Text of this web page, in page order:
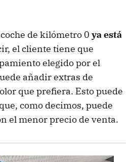
de kilómetro 0 ya está
el cliente tiene que
elegido por el
añadir extras de
que prefiera. Esto puede
como decimos, puede
el menor precio de venta.